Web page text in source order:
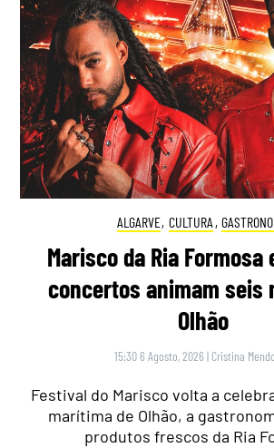
ALGARVE, CULTURA ,
Marisco da Ria Formosa
concertos animam seis
Olhão
15:30 6 Agosto, 2026 | Cristina
Festival do Marisco volta a
marítima de Olhão, a
produtos frescos da Ria